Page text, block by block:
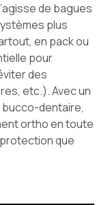
de bagues
plus
en pack ou
pour
des
etc.). Avec un
dentaire,
ortho en toute
que